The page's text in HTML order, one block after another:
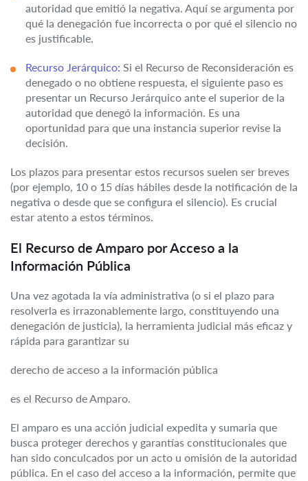
autoridad que emitió la negativa. Aquí se argumenta por
qué la denegación fue incorrecta o por qué el silencio no
es justificable.
Recurso Jerárquico: Si el Recurso de Reconsideración es
denegado o no obtiene respuesta, el siguiente paso es
presentar un Recurso Jerárquico ante el superior de la
autoridad que denegó la información. Es una
oportunidad para que una instancia superior revise la
decisión.
Los plazos para presentar estos recursos suelen ser breves
(por ejemplo, 10 o 15 días hábiles desde la notificación de la
negativa o desde que se configura el silencio). Es crucial
estar atento a estos términos.
El Recurso de Amparo por Acceso a la
Información Pública
Una vez agotada la vía administrativa (o si el plazo para
resolverla es irrazonablemente largo, constituyendo una
denegación de justicia), la herramienta judicial más eficaz y
rápida para garantizar su
derecho de acceso a la información pública
es el Recurso de Amparo.
El amparo es una acción judicial expedita y sumaria que
busca proteger derechos y garantías constitucionales que
han sido conculcados por un acto u omisión de la autoridad
pública. En el caso del acceso a la información, permite que